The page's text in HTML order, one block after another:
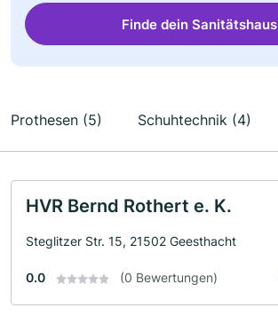
Finde dein Sanitätshaus
Prothesen (5) Schuhtechnik (4)
HVR Bernd Rothert e. K.
Steglitzer Str. 15, 21502 Geesthacht
0.0 (0 Bewertungen)